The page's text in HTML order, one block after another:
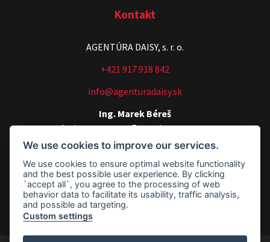
Stand-up & Juraj „ŠOKO”
Tabaček
Show program StandupShow
ŠOKO & LUKY
Kontakt
AGENTÚRA DAISY, s. r. o.
+421 917 918 842
info@agenturadaisy.sk
Ing. Marek Béreš
Artists manager, Executive manager
+421 907 540 518
agenturadaisy@agenturadaisy.sk
Fakturačné údaje
We use cookies to improve our services.
We use cookies to ensure optimal website functionality
and the best possible user experience. By clicking
`accept all`, you agree to the processing of web
behavior data to facilitate its usability, traffic analysis,
and possible ad targeting.
Custom settings